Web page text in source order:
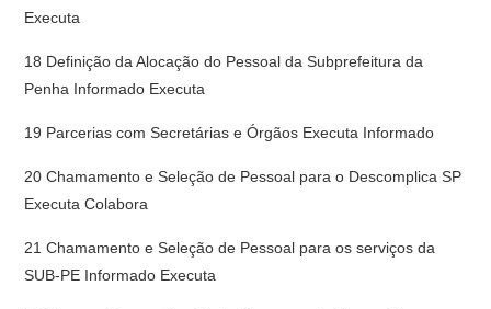
Executa
18 Definição da Alocação do Pessoal da Subprefeitura da
Penha Informado Executa
19 Parcerias com Secretárias e Órgãos Executa Informado
20 Chamamento e Seleção de Pessoal para o Descomplica SP
Executa Colabora
21 Chamamento e Seleção de Pessoal para os serviços da
SUB-PE Informado Executa